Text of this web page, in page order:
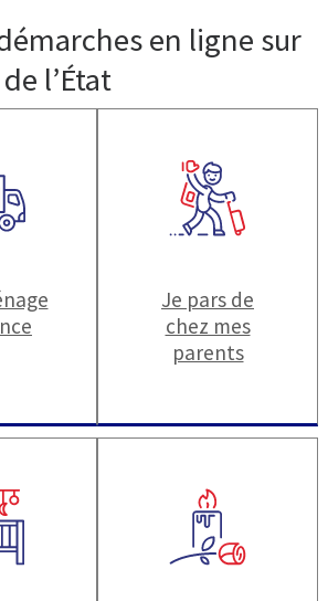
en ligne sur
l’État
Je pars de
chez mes
parents